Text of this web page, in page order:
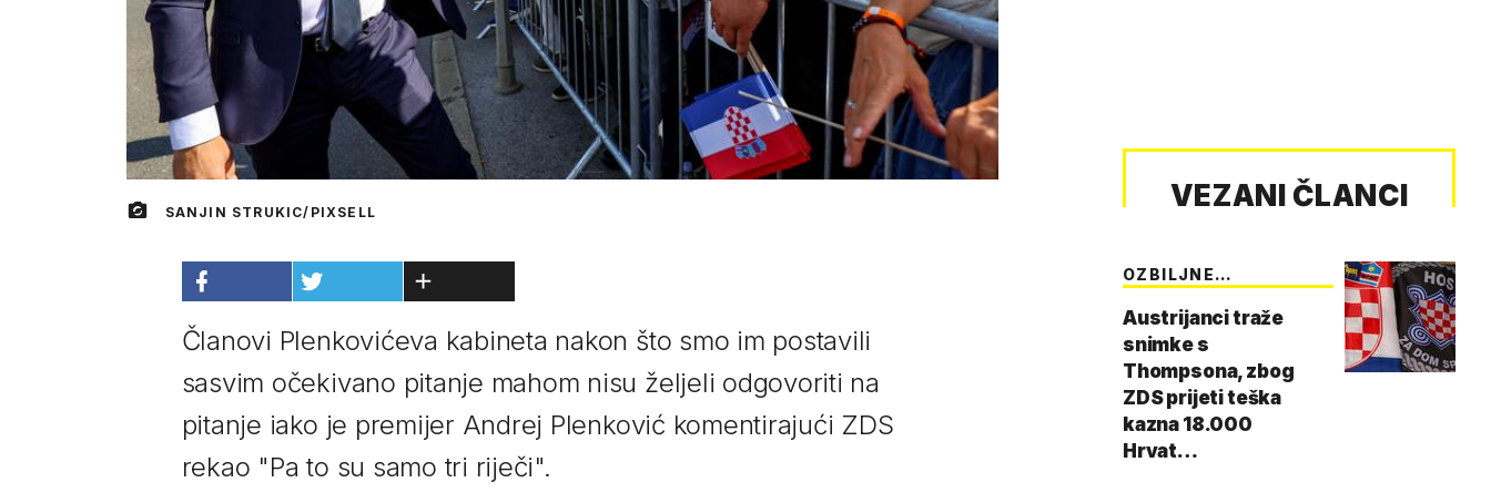
SANJIN STRUKIC/PIXSELL
Članovi Plenkovićeva kabineta nakon što smo im postavili
sasvim očekivano pitanje mahom nisu željeli odgovoriti na
pitanje iako je premijer Andrej Plenković komentirajući ZDS
rekao "Pa to su samo tri riječi".
VEZANI ČLANCI
OZBILJNE
Austrijanci traže
snimke s
Thompsona, zbog
ZDS prijeti teška
kazna 18.000
Hrvat…